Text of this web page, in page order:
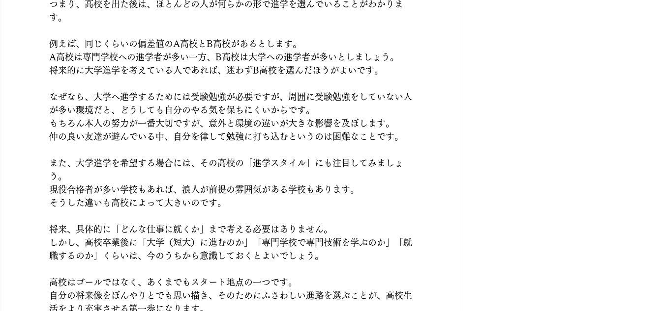
つまり、高校を出た後は、ほとんどの人が何らかの形で進学を選んでいることがわかりま
す。
例えば、同じくらいの偏差値のA高校とB高校があるとします。
A高校は専門学校への進学者が多い一方、B高校は大学への進学者が多いとしましょう。
将来的に大学進学を考えている人であれば、迷わずB高校を選んだほうがよいです。
なぜなら、大学へ進学するためには受験勉強が必要ですが、周囲に受験勉強をしていない人
が多い環境だと、どうしても自分のやる気を保ちにくいからです。
もちろん本人の努力が一番大切ですが、意外と環境の違いが大きな影響を及ぼします。
仲の良い友達が遊んでいる中、自分を律して勉強に打ち込むというのは困難なことです。
また、大学進学を希望する場合には、その高校の「進学スタイル」にも注目してみましょ
う。
現役合格者が多い学校もあれば、浪人が前提の雰囲気がある学校もあります。
そうした違いも高校によって大きいのです。
将来、具体的に「どんな仕事に就くか」まで考える必要はありません。
しかし、高校卒業後に「大学（短大）に進むのか」「専門学校で専門技術を学ぶのか」「就
職するのか」くらいは、今のうちから意識しておくとよいでしょう。
高校はゴールではなく、あくまでもスタート地点の一つです。
自分の将来像をぼんやりとでも思い描き、そのためにふさわしい進路を選ぶことが、高校生
活をより充実させる第一歩になります。